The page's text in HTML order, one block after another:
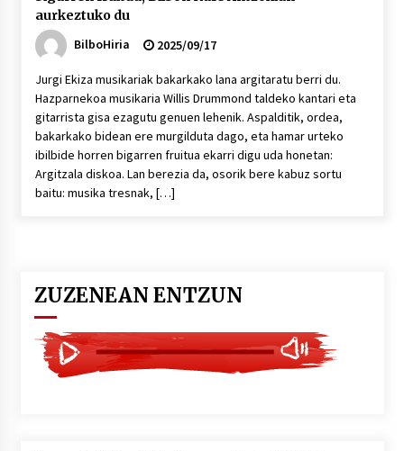
aurkeztuko du
BilboHiria
2025/09/17
Jurgi Ekiza musikariak bakarkako lana argitaratu berri du.
Hazparnekoa musikaria Willis Drummond taldeko kantari eta
gitarrista gisa ezagutu genuen lehenik. Aspalditik, ordea,
bakarkako bidean ere murgilduta dago, eta hamar urteko
ibilbide horren bigarren fruitua ekarri digu uda honetan:
Argitzala diskoa. Lan berezia da, osorik bere kabuz sortu
baitu: musika tresnak, […]
ZUZENEAN ENTZUN